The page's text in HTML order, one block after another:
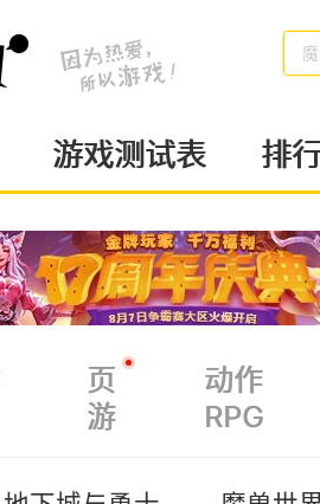
游戏测试表 排
页
游
动作
RPG